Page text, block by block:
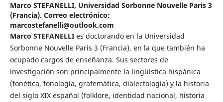
Marco STEFANELLI, Universidad Sorbonne Nouvelle Paris 3
(Francia). Correo electrónico:
marcostefanelli@outlook.com
Marco STEFANELLI es doctorando en la Universidad
Sorbonne Nouvelle Paris 3 (Francia), en la que también ha
ocupado cargos de enseñanza. Sus sectores de
investigación son principalmente la lingüística hispánica
(fonética, fonología, grafemática, dialectología) y la historia
del siglo XIX español (folklore, identidad nacional, historia